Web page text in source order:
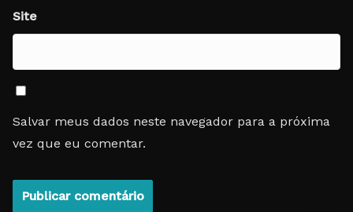
Site
Salvar meus dados neste navegador para a próxima
vez que eu comentar.